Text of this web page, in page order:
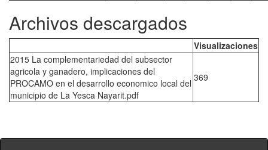
Archivos descargados
Visualizaciones
2015 La complementariedad del subsector
agricola y ganadero, implicaciones del
PROCAMO en el desarrollo economico local del
municipio de La Yesca Nayarit.pdf
369